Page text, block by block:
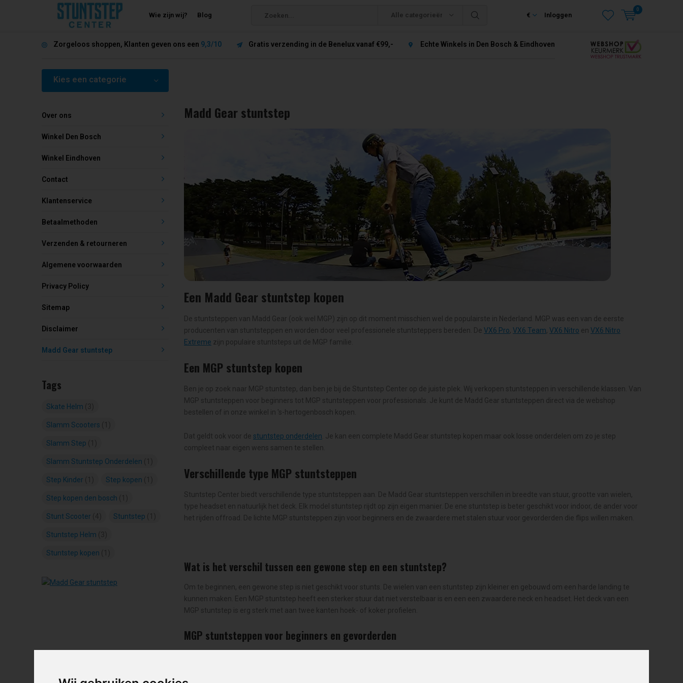
Wie zijn wij? Blog Alle categorieën € Inloggen
0
Zorgeloos shoppen, Klanten geven ons een 9,3/10 Gratis verzending in de Benelux vanaf €99,- Echte Winkels in Den Bosch & Eindhoven
Kies een categorie
Madd Gear stuntstep
Een Madd Gear stuntstep kopen
De stuntsteppen van Madd Gear (ook wel MGP) zijn op dit moment misschien wel de populairste in Nederland. MGP was een van de eerste
producenten van stuntsteppen en worden door veel professionele stuntsteppers bereden. De VX6 Pro, VX6 Team, VX6 Nitro en VX6 Nitro
Extreme zijn populaire stuntsteps uit de MGP familie.
Een MGP stuntstep kopen
Ben je op zoek naar MGP stuntstep, dan ben je bij de Stuntstep Center op de juiste plek. Wij verkopen stuntsteppen in verschillende klassen. Van
MGP stuntsteppen voor beginners tot MGP stuntsteppen voor professionals. Je kunt de Madd Gear stuntsteppen direct via de webshop
bestellen of in onze winkel in 's-hertogenbosch kopen.
Dat geldt ook voor de stuntstep onderdelen . Je kan een complete Madd Gear stuntstep kopen maar ook losse onderdelen om zo je step
compleet naar eigen wens samen te stellen.
Verschillende type MGP stuntsteppen
Stuntstep Center biedt verschillende type stuntsteppen aan. De Madd Gear stuntsteppen verschillen in breedte van stuur, grootte van wielen,
type headset en natuurlijk het deck. Elk model stuntstep rijdt op zijn eigen manier. De ene stuntstep is beter geschikt voor indoor, de ander voor
het rijden offroad. De lichte MGP stuntsteppen zijn voor beginners en de zwaardere met stalen stuur voor gevorderden die flips willen maken.
Wat is het verschil tussen een gewone step en een stuntstep?
Om te beginnen, een gewone step is niet geschikt voor stunts. De wielen van een stuntstep zijn kleiner en gebouwd om een harde landing te
kunnen maken. Een MGP stuntstep heeft een sterker stuur dat niet verstelbaar is en een een zwaardere neck en headset. Het deck van een
MGP stuntstep is erg sterk met aan twee kanten hoek- of koker profielen.
MGP stuntsteppen voor beginners en gevorderden
Over ons
Winkel Den Bosch
Winkel Eindhoven
Contact
Klantenservice
Betaalmethoden
Verzenden & retourneren
Algemene voorwaarden
Privacy Policy
Sitemap
Disclaimer
Madd Gear stuntstep
Tags
Skate Helm
Slamm Scooters
Slamm Step
Slamm Stuntstep Onderdelen
Step Kinder Step kopen
Step kopen den bosch
Stunt Scooter Stuntstep
Stuntstep Helm
Stuntstep kopen